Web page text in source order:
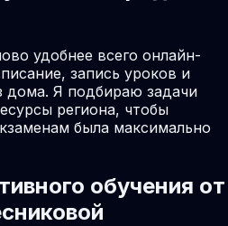
удобнее всего онлайн-
запись уроков и
дома. Я подбираю задачи
региона, чтобы
была максимально
обучения от